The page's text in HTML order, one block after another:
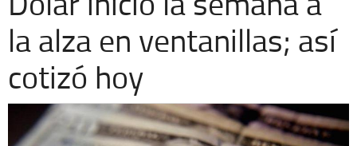
Economía
Espectáculos
Extra +
la alza en ventanillas; así
cotizó hoy